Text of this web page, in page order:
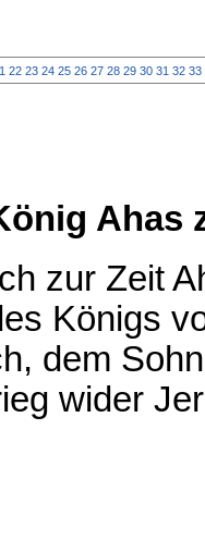
22 23 24 25 26 27 28 29 30 31 32 33
Ahas
zur Zeit
Königs
dem
wider